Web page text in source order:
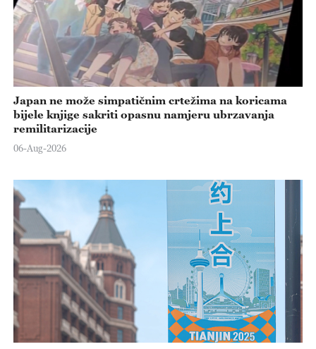
Japan ne može simpatičnim crtežima na koricama
bijele knjige sakriti opasnu namjeru ubrzavanja
remilitarizacije
06-Aug-2026